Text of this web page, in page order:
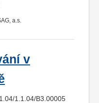
a.s.
v
1.1.04/B3.00005